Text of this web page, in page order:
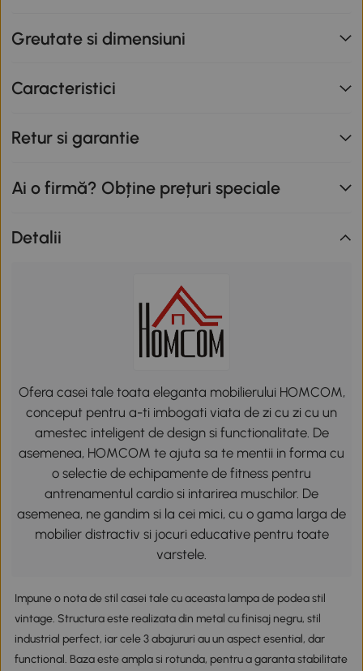
Greutate si dimensiuni
Caracteristici
Retur si garantie
Ai o firmă? Obține prețuri speciale
Detalii
Ofera casei tale toata eleganta mobilierului HOMCOM,
conceput pentru a-ti imbogati viata de zi cu zi cu un
amestec inteligent de design si functionalitate. De
asemenea, HOMCOM te ajuta sa te mentii in forma cu
o selectie de echipamente de fitness pentru
antrenamentul cardio si intarirea muschilor. De
asemenea, ne gandim si la cei mici, cu o gama larga de
mobilier distractiv si jocuri educative pentru toate
varstele.
Impune o nota de stil casei tale cu aceasta lampa de podea stil
vintage. Structura este realizata din metal cu finisaj negru, stil
industrial perfect, iar cele 3 abajururi au un aspect esential, dar
functional. Baza este ampla si rotunda, pentru a garanta stabilitate